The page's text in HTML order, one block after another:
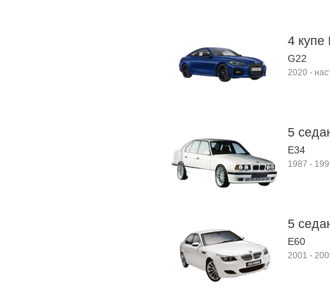
4 купе
G22
2020-
5
E34
1987 -
5
E60
2001 -